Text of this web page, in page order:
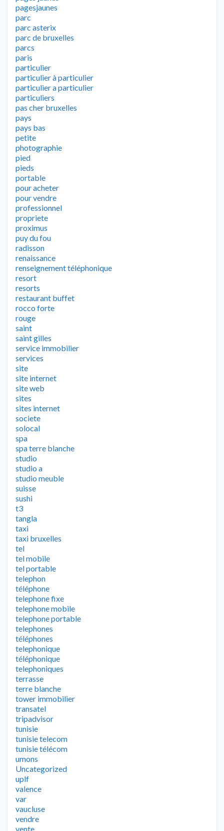
pagesjaunes
parc
parc asterix
parc de bruxelles
parcs
paris
particulier
particulier à particulier
particulier a particulier
particuliers
pas cher bruxelles
pays
pays bas
petite
photographie
pied
pieds
portable
pour acheter
pour vendre
professionnel
propriete
proximus
puy du fou
radisson
renaissance
renseignement téléphonique
resort
resorts
restaurant buffet
rocco forte
rouge
saint
saint gilles
service immobilier
services
site
site internet
site web
sites
sites internet
societe
solocal
spa
spa terre blanche
studio
studio a
studio meuble
suisse
sushi
t3
tangla
taxi
taxi bruxelles
tel
tel mobile
tel portable
telephon
téléphone
telephone fixe
telephone mobile
telephone portable
telephones
téléphones
telephonique
téléphonique
telephoniques
terrasse
terre blanche
tower immobilier
transatel
tripadvisor
tunisie
tunisie telecom
tunisie télécom
umons
Uncategorized
uplf
valence
var
vaucluse
vendre
vente